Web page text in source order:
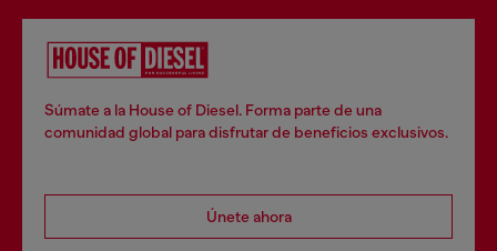
Súmate a la House of Diesel. Forma parte de una
comunidad global para disfrutar de beneficios exclusivos.
Únete ahora